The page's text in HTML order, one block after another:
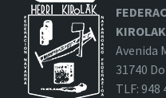
KIROLAK
Avenida
31740
TLF: 948